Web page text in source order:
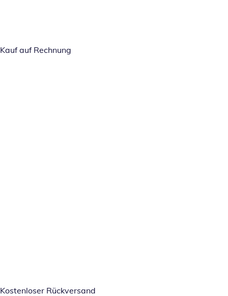
Kauf auf Rechnung
Kostenloser Rückversand